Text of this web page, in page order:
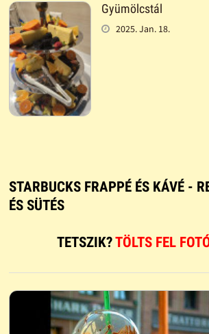
Gyümölcstál
2025. Jan. 18.
STARBUCKS FRAPPÉ ÉS KÁVÉ -
ÉS SÜTÉS
TETSZIK?TÖLTS FEL